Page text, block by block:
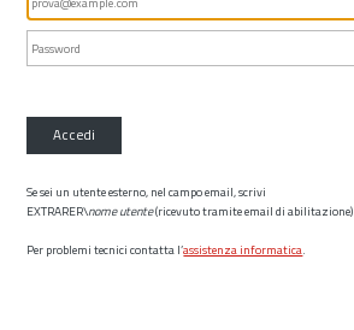
Accedi
Se sei un utente esterno, nel campo email, scrivi
EXTRARER\nome utente(ricevuto tramite email di abilitazione)
Per problemi tecnici contatta l’assistenza informatica.